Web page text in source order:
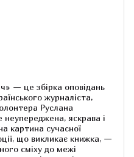
— це збірка оповідань
журналіста,
Руслана
неупереджена, яскрава і
картина сучасної
що викликає книжка, —
сміху до межі